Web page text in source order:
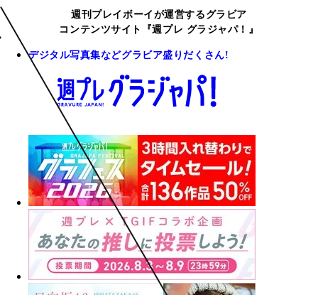
週刊プレイボーイが運営するグラビア
コンテンツサイト『週プレ グラジャパ！』
デジタル写真集などグラビア盛りだくさん!